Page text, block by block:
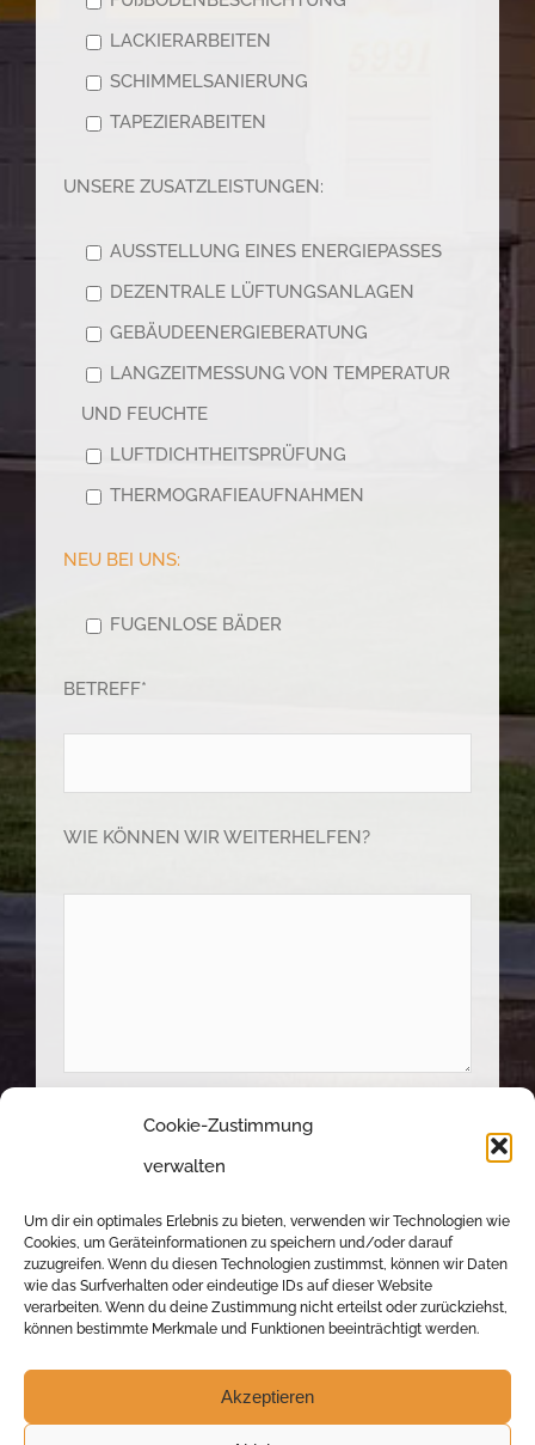
Cookie-Zustimmung
verwalten
Um dir ein optimales Erlebnis zu bieten, verwenden wir Technologien wie
Cookies, um Geräteinformationen zu speichern und/oder darauf
zuzugreifen. Wenn du diesen Technologien zustimmst, können wir Daten
wie das Surfverhalten oder eindeutige IDs auf dieser Website
verarbeiten. Wenn du deine Zustimmung nicht erteilst oder zurückziehst,
können bestimmte Merkmale und Funktionen beeinträchtigt werden.
Akzeptieren
LACKIERARBEITEN
SCHIMMELSANIERUNG
TAPEZIERABEITEN
UNSERE ZUSATZLEISTUNGEN:
AUSSTELLUNG EINES ENERGIEPASSES
DEZENTRALE LÜFTUNGSANLAGEN
GEBÄUDEENERGIEBERATUNG
LANGZEITMESSUNG VON TEMPERATUR
UND FEUCHTE
LUFTDICHTHEITSPRÜFUNG
THERMOGRAFIEAUFNAHMEN
NEU BEI UNS:
FUGENLOSE BÄDER
BETREFF*
WIE KÖNNEN WIR WEITERHELFEN?
Ich habe dieDatenschutzerklärung
Kenntnis genommen und stimme zu, dass
Rückfragen dauerhaft gespeichert werden.